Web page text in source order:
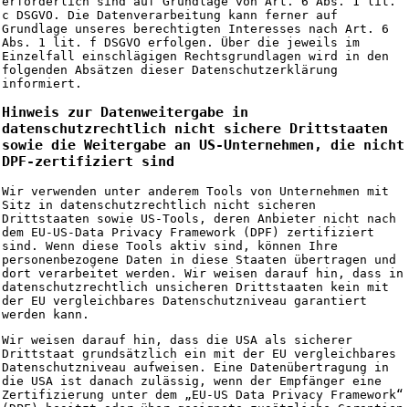
c DSGVO. Die Datenverarbeitung kann ferner auf
Grundlage unseres berechtigten Interesses nach Art. 6
Abs. 1 lit. f DSGVO erfolgen. Über die jeweils im
Einzelfall einschlägigen Rechtsgrundlagen wird in den
folgenden Absätzen dieser Datenschutzerklärung
informiert.
Hinweis zur Datenweitergabe in
datenschutzrechtlich nicht sichere Drittstaaten
sowie die Weitergabe an US-Unternehmen, die nicht
DPF-zertifiziert sind
Wir verwenden unter anderem Tools von Unternehmen mit
Sitz in datenschutzrechtlich nicht sicheren
Drittstaaten sowie US-Tools, deren Anbieter nicht nach
dem EU-US-Data Privacy Framework (DPF) zertifiziert
sind. Wenn diese Tools aktiv sind, können Ihre
personenbezogene Daten in diese Staaten übertragen und
dort verarbeitet werden. Wir weisen darauf hin, dass in
datenschutzrechtlich unsicheren Drittstaaten kein mit
der EU vergleichbares Datenschutzniveau garantiert
werden kann.
Wir weisen darauf hin, dass die USA als sicherer
Drittstaat grundsätzlich ein mit der EU vergleichbares
Datenschutzniveau aufweisen. Eine Datenübertragung in
die USA ist danach zulässig, wenn der Empfänger eine
Zertifizierung unter dem „EU-US Data Privacy Framework“